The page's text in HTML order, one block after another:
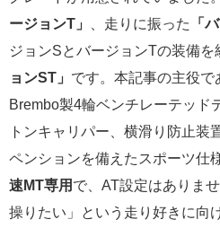
ージョンT」
、走りに振った 「
ジョンSとバージョンTの装備を
ョンST」 です。本記事の主役で
Brembo製4輪ベンチレーテッド
トンキャリパー、横滑り防止装
ペンションを備えたスポーツ仕
速MT専用 で、AT設定はありま
操りたい」という走り好きに向